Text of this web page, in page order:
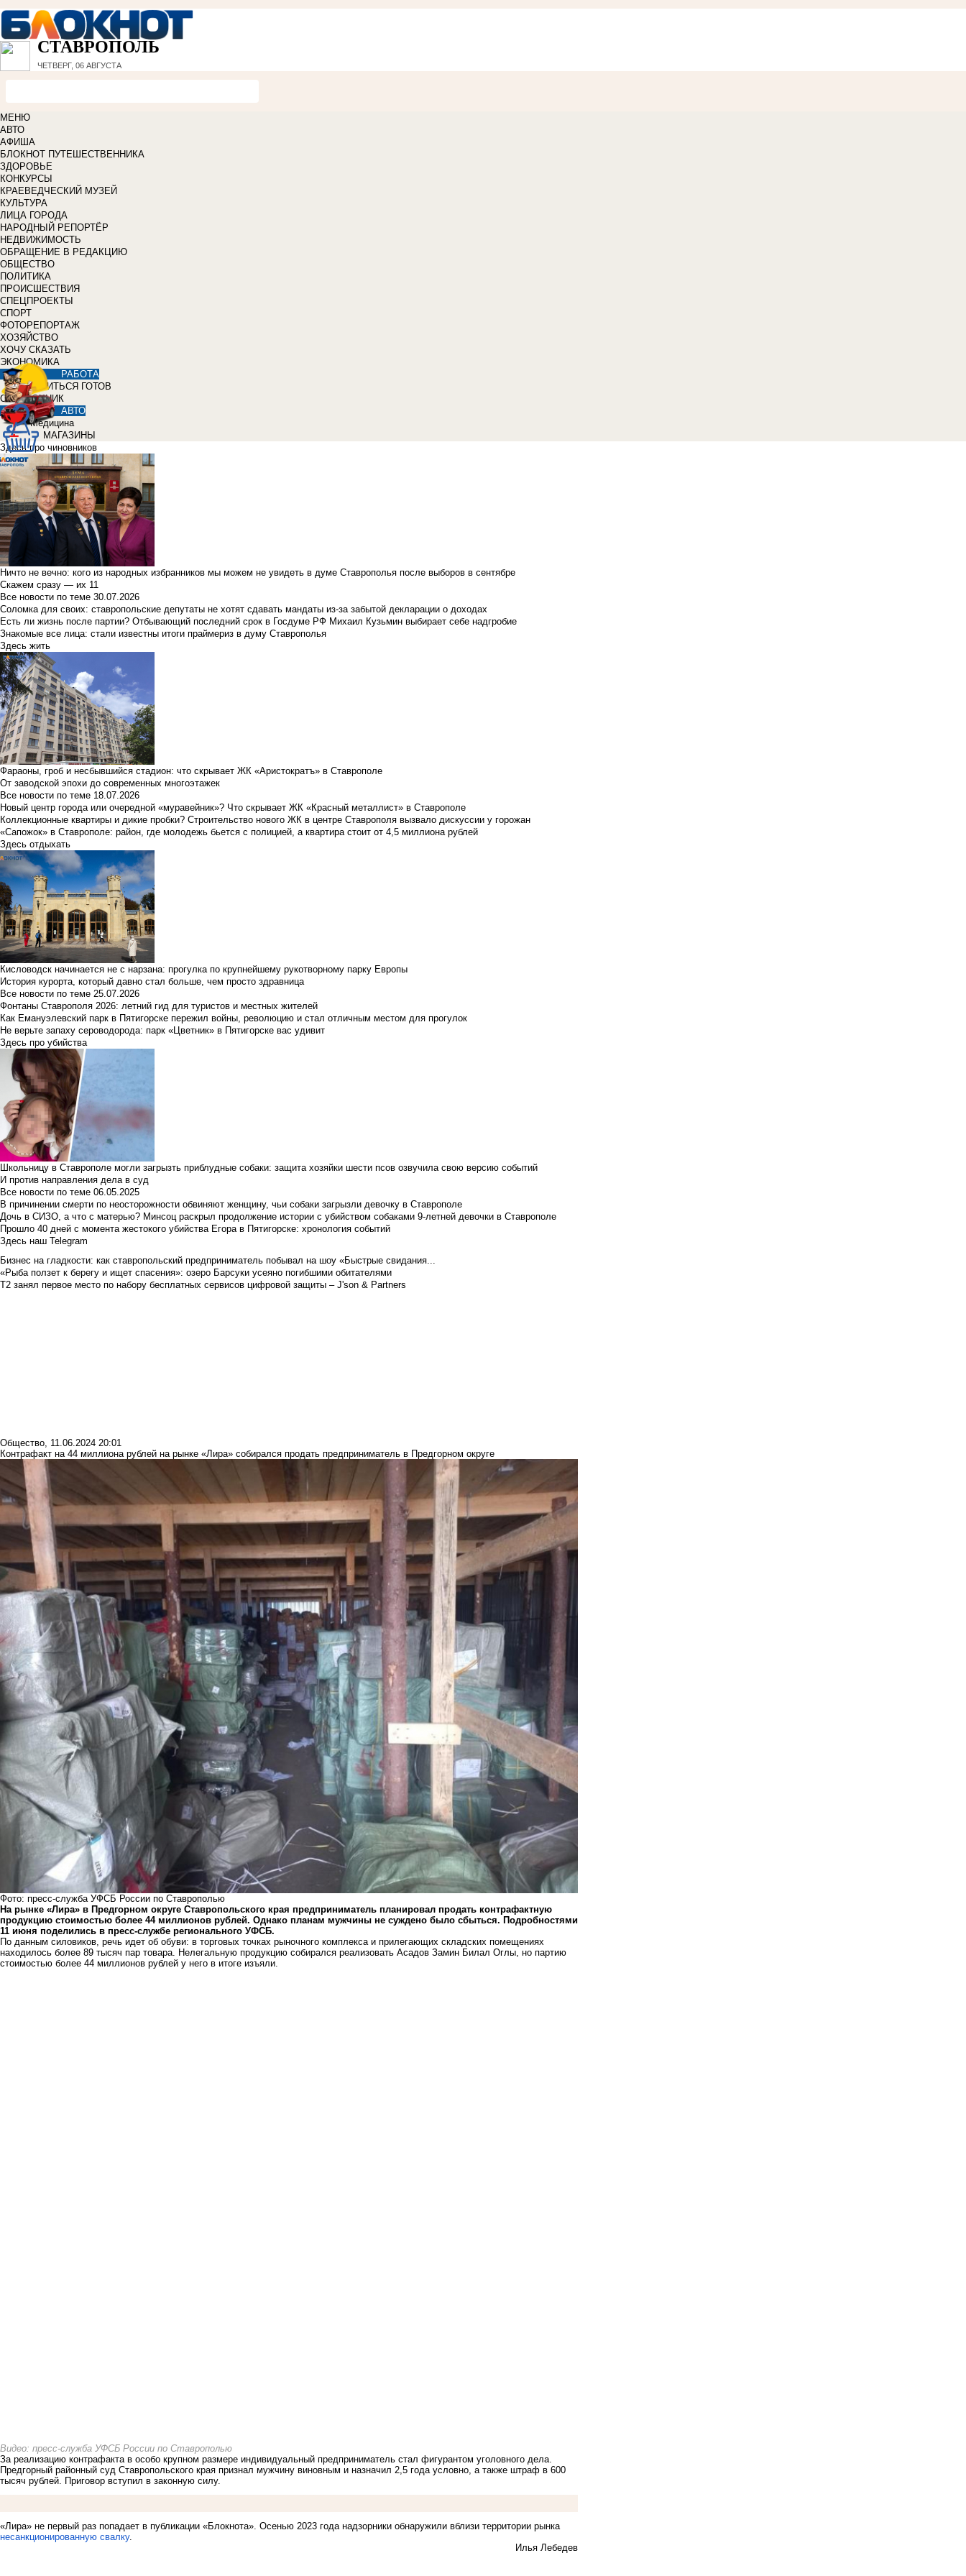
СТАВРОПОЛЬ
ЧЕТВЕРГ, 06 АВГУСТА
МЕНЮ
АВТО
АФИША
БЛОКНОТ ПУТЕШЕСТВЕННИКА
ЗДОРОВЬЕ
КОНКУРСЫ
КРАЕВЕДЧЕСКИЙ МУЗЕЙ
КУЛЬТУРА
ЛИЦА ГОРОДА
НАРОДНЫЙ РЕПОРТЁР
НЕДВИЖИМОСТЬ
ОБРАЩЕНИЕ В РЕДАКЦИЮ
ОБЩЕСТВО
ПОЛИТИКА
ПРОИСШЕСТВИЯ
СПЕЦПРОЕКТЫ
СПОРТ
ФОТОРЕПОРТАЖ
ХОЗЯЙСТВО
ХОЧУ СКАЗАТЬ
ЭКОНОМИКА
РАБОТА
УЧИТЬСЯ ГОТОВ
СПРАВОЧНИК
АВТО
Медицина
МАГАЗИНЫ
Здесь про чиновников
Ничто не вечно: кого из народных избранников мы можем не увидеть в думе Ставрополья после выборов в сентябре
Скажем сразу — их 11
Все новости по теме 30.07.2026
Соломка для своих: ставропольские депутаты не хотят сдавать мандаты из-за забытой декларации о доходах
Есть ли жизнь после партии? Отбывающий последний срок в Госдуме РФ Михаил Кузьмин выбирает себе надгробие
Знакомые все лица: стали известны итоги праймериз в думу Ставрополья
Здесь жить
Фараоны, гроб и несбывшийся стадион: что скрывает ЖК «Аристократъ» в Ставрополе
От заводской эпохи до современных многоэтажек
Все новости по теме 18.07.2026
Новый центр города или очередной «муравейник»? Что скрывает ЖК «Красный металлист» в Ставрополе
Коллекционные квартиры и дикие пробки? Строительство нового ЖК в центре Ставрополя вызвало дискуссии у горожан
«Сапожок» в Ставрополе: район, где молодежь бьется с полицией, а квартира стоит от 4,5 миллиона рублей
Здесь отдыхать
Кисловодск начинается не с нарзана: прогулка по крупнейшему рукотворному парку Европы
История курорта, который давно стал больше, чем просто здравница
Все новости по теме 25.07.2026
Фонтаны Ставрополя 2026: летний гид для туристов и местных жителей
Как Емануэлевский парк в Пятигорске пережил войны, революцию и стал отличным местом для прогулок
Не верьте запаху сероводорода: парк «Цветник» в Пятигорске вас удивит
Здесь про убийства
Школьницу в Ставрополе могли загрызть приблудные собаки: защита хозяйки шести псов озвучила свою версию событий
И против направления дела в суд
Все новости по теме 06.05.2025
В причинении смерти по неосторожности обвиняют женщину, чьи собаки загрызли девочку в Ставрополе
Дочь в СИЗО, а что с матерью? Минсоц раскрыл продолжение истории с убийством собаками 9-летней девочки в Ставрополе
Прошло 40 дней с момента жестокого убийства Егора в Пятигорске: хронология событий
Здесь наш Telegram
Бизнес на гладкости: как ставропольский предприниматель побывал на шоу «Быстрые свидания...
«Рыба ползет к берегу и ищет спасения»: озеро Барсуки усеяно погибшими обитателями
Т2 занял первое место по набору бесплатных сервисов цифровой защиты – J'son & Partners
Общество, 11.06.2024 20:01
Контрафакт на 44 миллиона рублей на рынке «Лира» собирался продать предприниматель в Предгорном округе
Фото: пресс-служба УФСБ России по Ставрополью
На рынке «Лира» в Предгорном округе Ставропольского края предприниматель планировал продать контрафактную
продукцию стоимостью более 44 миллионов рублей. Однако планам мужчины не суждено было сбыться. Подробностями
11 июня поделились в пресс-службе регионального УФСБ.
По данным силовиков, речь идет об обуви: в торговых точках рыночного комплекса и прилегающих складских помещениях
находилось более 89 тысяч пар товара. Нелегальную продукцию собирался реализовать Асадов Замин Билал Оглы, но партию
стоимостью более 44 миллионов рублей у него в итоге изъяли.
Видео: пресс-служба УФСБ России по Ставрополью
За реализацию контрафакта в особо крупном размере индивидуальный предприниматель стал фигурантом уголовного дела.
Предгорный районный суд Ставропольского края признал мужчину виновным и назначил 2,5 года условно, а также штраф в 600
тысяч рублей. Приговор вступил в законную силу.
«Лира» не первый раз попадает в публикации «Блокнота». Осенью 2023 года надзорники обнаружили вблизи территории рынка
несанкционированную свалку.
Илья Лебедев